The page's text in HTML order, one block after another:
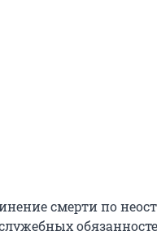
смерти по